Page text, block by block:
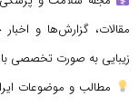
مقالات، گزارش‌ها و اخبار
زیبایی به صورت تخصصی
مطالب و موضوعات